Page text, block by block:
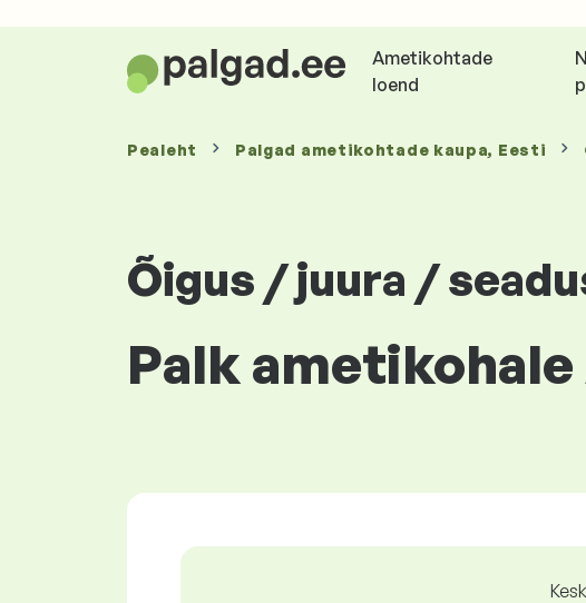
Ametikohtade
loend
Pealeht Palgad ametikohtade kaupa, Eesti
Õigus / juura /
Palk